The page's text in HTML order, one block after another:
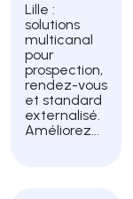
Lille :
solutions
multicanal
pour
prospection,
rendez-vous
et standard
externalisé.
Améliorez...